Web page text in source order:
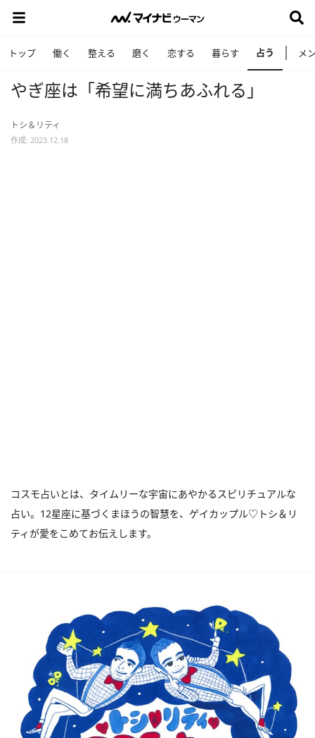
トップ 働く 整える 磨く 恋する 暮らす 占う メ
やぎ座は「希望に満ちあふれる」
トシ＆リティ
作成: 2023.12.18
コスモ占いとは、タイムリーな宇宙にあやかるスピリチュアルな
占い。12星座に基づくまほうの智慧を、ゲイカップル♡トシ＆リ
ティが愛をこめてお伝えします。